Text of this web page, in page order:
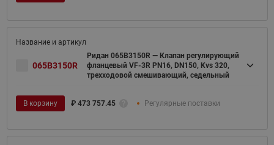
065B3150R
Ридан 065B3150R — Клапан регулирующий
фланцевый VF-3R PN16, DN150, Kvs 320,
трехходовой смешивающий, седельный
В корзину ₽ 473 757.45 Регулярные поставки